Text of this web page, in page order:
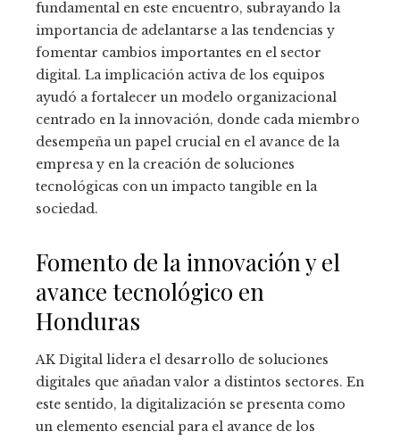
fundamental en este encuentro, subrayando la
importancia de adelantarse a las tendencias y
fomentar cambios importantes en el sector
digital. La implicación activa de los equipos
ayudó a fortalecer un modelo organizacional
centrado en la innovación, donde cada miembro
desempeña un papel crucial en el avance de la
empresa y en la creación de soluciones
tecnológicas con un impacto tangible en la
sociedad.
Fomento de la innovación y el
avance tecnológico en
Honduras
AK Digital lidera el desarrollo de soluciones
digitales que añadan valor a distintos sectores. En
este sentido, la digitalización se presenta como
un elemento esencial para el avance de los